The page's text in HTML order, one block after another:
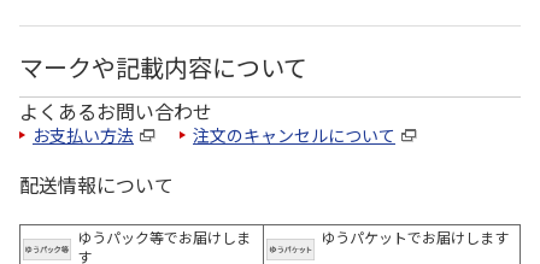
マークや記載内容について
よくあるお問い合わせ
お支払い方法 注文のキャンセルについて
配送情報について
ゆうパック等でお届けしま
す
ゆうパケットでお届けします